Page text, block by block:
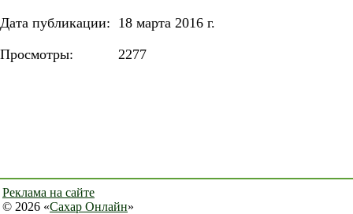
Дата публикации: 18 марта 2016 г.
Просмотры:
2277
Реклама на сайте
© 2026 «Сахар Онлайн»